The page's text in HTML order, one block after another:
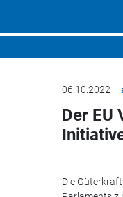
06.10.2022
Der EU
Die